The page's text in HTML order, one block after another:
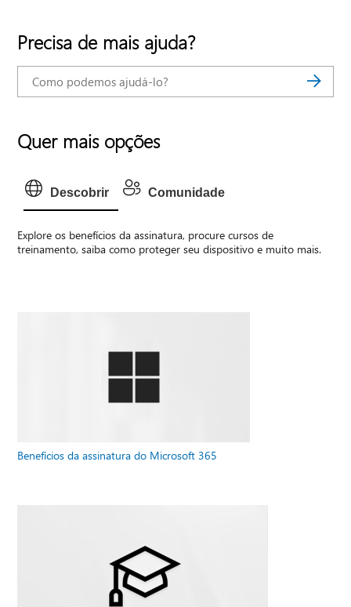
Precisa de mais ajuda?
Quer mais opções
Descobrir Comunidade
Explore os benefícios da assinatura, procure cursos de
treinamento, saiba como proteger seu dispositivo e muito mais.
Benefícios da assinatura do Microsoft 365